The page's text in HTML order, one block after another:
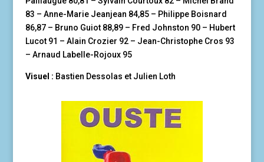
83 – Anne-Marie Jeanjean 84,85 – Philippe Boisnard
86,87 – Bruno Guiot 88,89 – Fred Johnston 90 – Hubert
Lucot 91 – Alain Crozier 92 – Jean-Christophe Cros 93
– Arnaud Labelle-Rojoux 95
Visuel : Bastien Dessolas et Julien Loth